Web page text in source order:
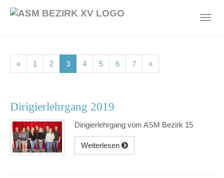
« 1 (current)
2(current)
3(current)
4(current)
5(current)
6(current)
7(current)
»
Dirigierlehrgang 2019
Dirigierlehrgang vom ASM Bezirk 15
Weiterlesen